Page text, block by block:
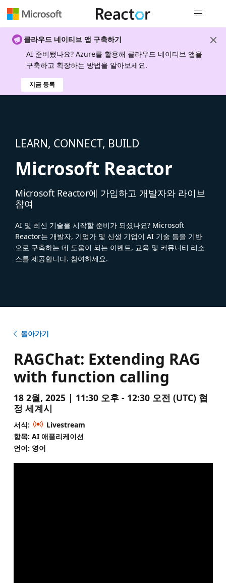
클라우드 네이티브 앱 구축하기
AI 준비됐나요? Azure를 활용해 클라우드 네이티브 앱을
구축하고 확장하는 방법을 알아보세요.
지금 등록
LEARN, CONNECT, BUILD
Microsoft Reactor
Microsoft Reactor에 가입하고 개발자와 라이브
참여
AI 및 최신 기술을 시작할 준비가 되셨나요? Microsoft
Reactor는 개발자, 기업가 및 신생 기업이 AI 기술 등을 기반
으로 구축하는 데 도움이 되는 이벤트, 교육 및 커뮤니티 리소
스를 제공합니다. 참여하세요.
돌아가기
RAGChat: Extending RAG
with function calling
18 2월, 2025 | 11:30 오후 - 12:30 오전 (UTC) 협
정 세계시
서식:
Livestream
항목: AI 애플리케이션
언어: 영어